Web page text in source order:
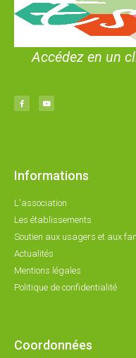
Accédez en un
Informations
L'association
Les établissements
Soutien aux usagers et aux
Actualités
Mentions légales
Politique de confidentialité
Coordonnées